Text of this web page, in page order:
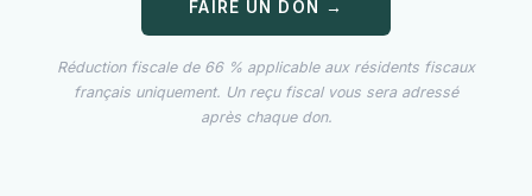
FAIRE UN DON →
Réduction fiscale de 66 % applicable aux résidents fiscaux
français uniquement. Un reçu fiscal vous sera adressé
après chaque don.